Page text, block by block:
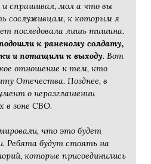
и спрашивал, мол а что вы
сослуживцам, к которым я
последовала лишь тишина.
к раненому солдату,
и потащили к выходу. Вот
отношение к тем, кто
Отечества. Позднее, в
о неразглашении
в зоне СВО.
что это будет
Ребята будут стоять на
которые присоединились